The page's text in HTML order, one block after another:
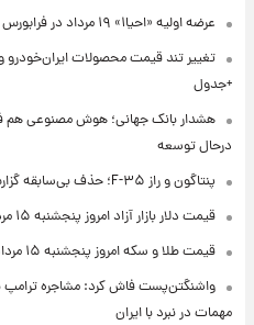
عرضه اولیه «احیا۱» ۱۹ مرداد در فرابورس
+جدول
هشدار بانک جهانی؛ هوش مصنوعی
درحال توسعه
پنتاگون و راز F-۳۵؛ حذف بی‌سابقه گزارش‌های عملکرد جنگنده‌های نسل پنجم
قیمت دلار بازار آزاد امروز پنجشنبه ۱۵ مرداد ۱۴۰۵ +جدول
قیمت طلا و سکه امروز پنجشنبه ۱۵ مرداد ۱۴۰۵
واشنگتن‌پست فاش کرد: مشاجره ترامپ
مهمات در نبرد با ایران